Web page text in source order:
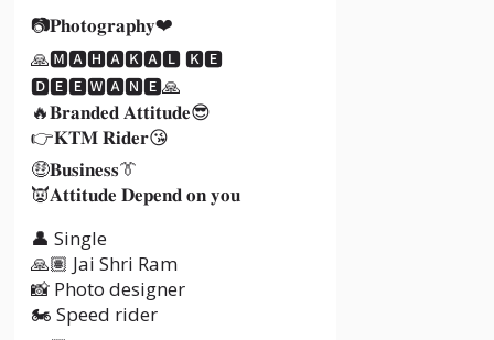
📷𝐏𝐡𝐨𝐭𝐨𝐠𝐫𝐚𝐩𝐡𝐲❤
🙏🅼🅰🅷🅰🅺🅰🅻 🅺🅴
🅳🅴🅴🆆🅰🅽🅴🙏
🔥​𝐁𝐫𝐚𝐧𝐝𝐞𝐝 𝐀𝐭𝐭𝐢𝐭𝐮𝐝𝐞😎
👉𝐊𝐓𝐌 𝐑𝐢𝐝𝐞𝐫😘
🤑𝐁𝐮𝐬𝐢𝐧𝐞𝐬𝐬👔
👿𝐀𝐭𝐭𝐢𝐭𝐮𝐝𝐞 𝐃𝐞𝐩𝐞𝐧𝐝 𝐨𝐧 𝐲𝐨𝐮
👤 Single
🙏🏽 Jai Shri Ram
📸 Photo designer
🏍️ Speed rider